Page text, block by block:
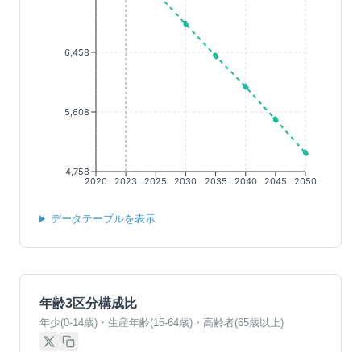
2020 2023 2025 2030 2035 2040 2045 2050
4,758
5,608
6,458
データテーブルを表示
年齢3区分構成比
年少(0-14歳)・生産年齢(15-64歳)・高齢者(65歳以上)